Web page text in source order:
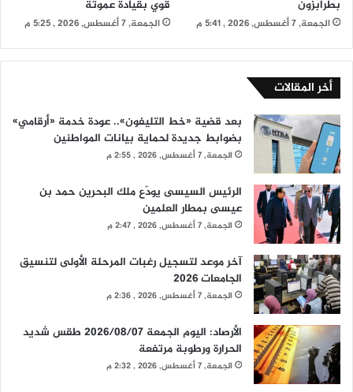
بطرابزون
الجمعة, 7 أغسطس, 2026 , 5:41 م
قوي بقيادة عموتة
الجمعة, 7 أغسطس, 2026 , 5:25 م
أخر المقالات
بعد قضية «خط التليفون».. عودة خدمة «أرقامي»
بضوابط جديدة لحماية بيانات المواطنين
الجمعة, 7 أغسطس, 2026 , 2:55 م
الرئيس السيسى يودّع ملك البحرين حمد بن
عيسى بمطار العلمين
الجمعة, 7 أغسطس, 2026 , 2:47 م
آخر موعد لتسجيل رغبات المرحلة الأولى لتنسيق
الجامعات 2026
الجمعة, 7 أغسطس, 2026 , 2:36 م
الأرصاد: اليوم الجمعة 2026/08/07 طقس شديد
الحرارة ورطوبة مرتفعة
الجمعة, 7 أغسطس, 2026 , 2:32 م